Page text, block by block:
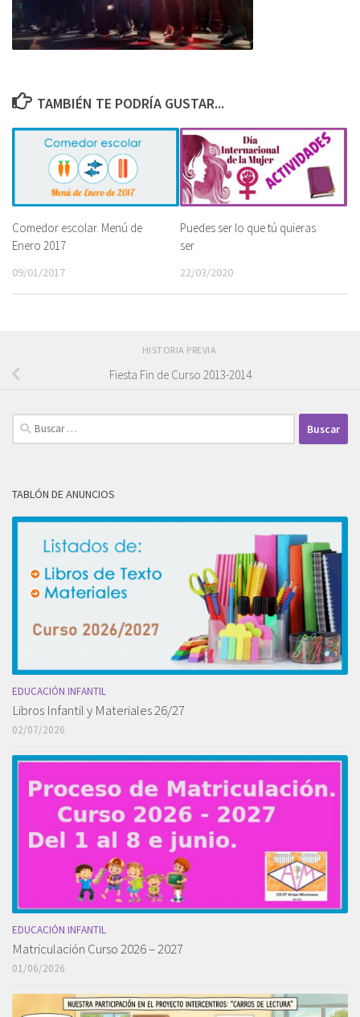
TAMBIÉN TE PODRÍA GUSTAR...
Comedor escolar. Menú de
Enero 2017
09/01/2017
Puedes ser lo que tú quieras
ser
22/03/2020
HISTORIA PREVIA
Fiesta Fin de Curso 2013-2014
Buscar:
TABLÓN DE ANUNCIOS
EDUCACIÓN INFANTIL
Libros Infantil y Materiales 26/27
02/07/2026
EDUCACIÓN INFANTIL
Matriculación Curso 2026 – 2027
01/06/2026